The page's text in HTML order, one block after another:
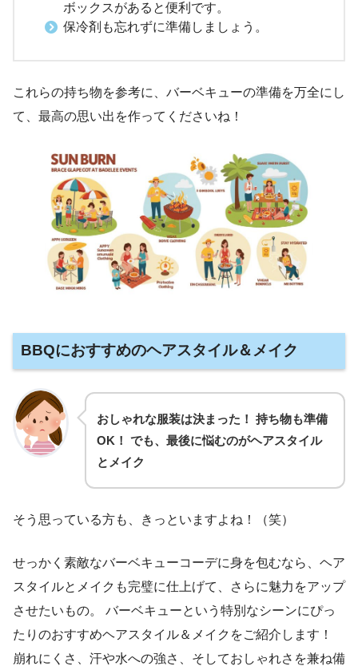
ボックスがあると便利です。
保冷剤も忘れずに準備しましょう。
これらの持ち物を参考に、バーベキューの準備を万全にし
て、最高の思い出を作ってくださいね！
BBQにおすすめのヘアスタイル＆メイク
おしゃれな服装は決まった！ 持ち物も準備
OK！ でも、最後に悩むのがヘアスタイル
とメイク
そう思っている方も、きっといますよね！（笑）
せっかく素敵なバーベキューコーデに身を包むなら、ヘア
スタイルとメイクも完璧に仕上げて、さらに魅力をアップ
させたいもの。 バーベキューという特別なシーンにぴっ
たりのおすすめヘアスタイル＆メイクをご紹介します！
崩れにくさ、汗や水への強さ、そしておしゃれさを兼ね備